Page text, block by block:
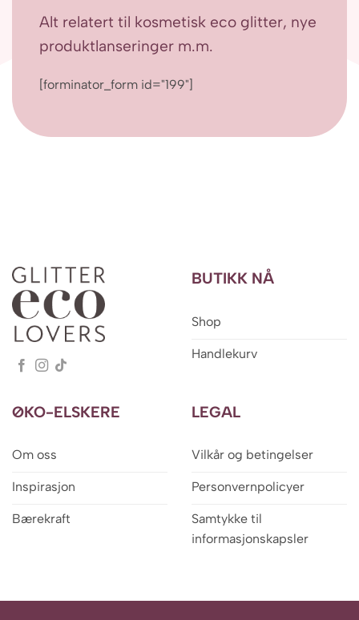
Alt relatert til kosmetisk eco glitter, nye
produktlanseringer m.m.
[forminator_form id="199"]
BUTIKK NÅ
Shop
Handlekurv
ØKO-ELSKERE
Om oss
Inspirasjon
Bærekraft
LEGAL
Vilkår og betingelser
Personvernpolicyer
Samtykke til
informasjonskapsler